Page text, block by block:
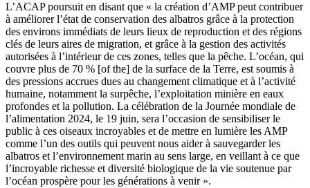
L’ACAP poursuit en disant que « la création d’AMP peut contribuer
à améliorer l’état de conservation des albatros grâce à la protection
des environs immédiats de leurs lieux de reproduction et des régions
clés de leurs aires de migration, et grâce à la gestion des activités
autorisées à l’intérieur de ces zones, telles que la pêche. L’océan, qui
couvre plus de 70 % [of the] de la surface de la Terre, est soumis à
des pressions accrues dues au changement climatique et à l’activité
humaine, notamment la surpêche, l’exploitation minière en eaux
profondes et la pollution. La célébration de la Journée mondiale de
l’alimentation 2024, le 19 juin, sera l’occasion de sensibiliser le
public à ces oiseaux incroyables et de mettre en lumière les AMP
comme l’un des outils qui peuvent nous aider à sauvegarder les
albatros et l’environnement marin au sens large, en veillant à ce que
l’incroyable richesse et diversité biologique de la vie soutenue par
l’océan prospère pour les générations à venir ».